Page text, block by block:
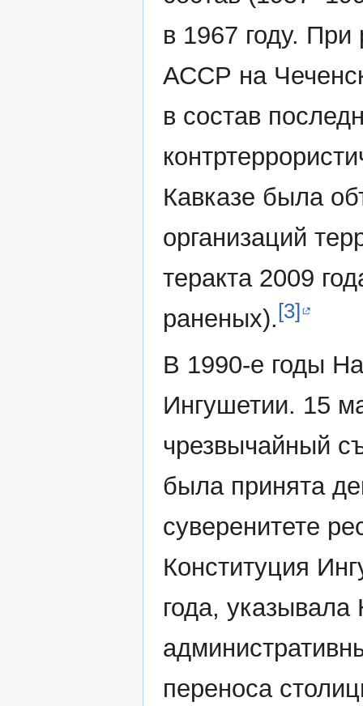
в 1967 году.
АССР на
в состав
Кавказе была
организаций
теракта 2009
раненых).[3]
В 1990-е годы
Ингушетии. 15
чрезвычайный
была принята
суверенитете
Конституция
года,
переноса